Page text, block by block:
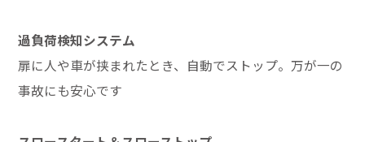
過負荷検知システム
扉に人や車が挟まれたとき、自動でストップ。万が一の
事故にも安心です